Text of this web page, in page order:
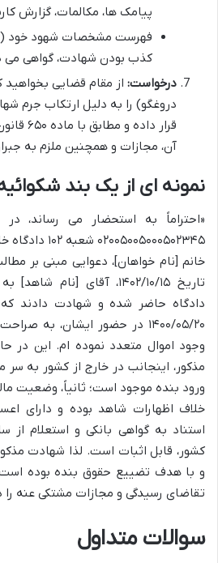
پیامک ها، مکالمات، گزارش
فهرست مشخصات شهود خود
کذب بودن شهادت، گواهی می
درخواست: از مقام قضایی
دروغگو) را به دلیل ارتکاب جرم
قرار
آن، مجازات و همچنین ملزم به
نمونه ای از یک بند
«احتراماً به استحضار می رساند،
خانم [نام خواهان]، دعوایی مبنی بر
تاریخ ۱۴۰۲/۱۰/۱۵، آقای
دادگاه حاضر شده و شهادت دادند که
۱۴۰۰/۰۵/۲۰ در حضور ایشان، به
وجود اموال متعدد نموده ام. این در
مذکور، اینجانب در خارج از کشور به
ورود بنده موجود است؛ ثانیاً، وضعیت
خلاف اظهارات شاهد بوده و دارای
استناد به گواهی بانکی و استعلام از
کشور، قابل اثبات است. لذا شهادت
و با هدف تضییع حقوق بنده بوده
تقاضای رسیدگی و مجازات مشتکی عنه را
سوالات متداول